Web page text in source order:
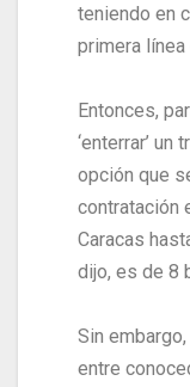
teniendo en
primera
Entonces,
‘enterrar’ un
opción que
contratación
Caracas
dijo, es de 8
Sin
entre